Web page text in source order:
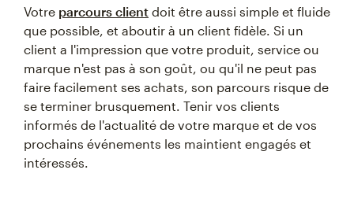
Votre parcours client doit être aussi simple et fluide
que possible, et aboutir à un client fidèle. Si un
client a l'impression que votre produit, service ou
marque n'est pas à son goût, ou qu'il ne peut pas
faire facilement ses achats, son parcours risque de
se terminer brusquement. Tenir vos clients
informés de l'actualité de votre marque et de vos
prochains événements les maintient engagés et
intéressés.